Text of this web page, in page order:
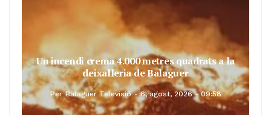
Un incendi crema 4.000 metres quadrats a la
deixalleria de Balaguer
Per Balaguer Televisió 6, agost, 2026 - 09:58